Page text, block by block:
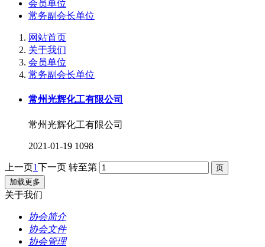
会员单位
常务副会长单位
网站首页
关于我们
会员单位
常务副会长单位
常州光辉化工有限公司
常州光辉化工有限公司
2021-01-19 1098
上一页1下一页 转至第
加载更多
关于我们
协会简介
协会文件
协会管理